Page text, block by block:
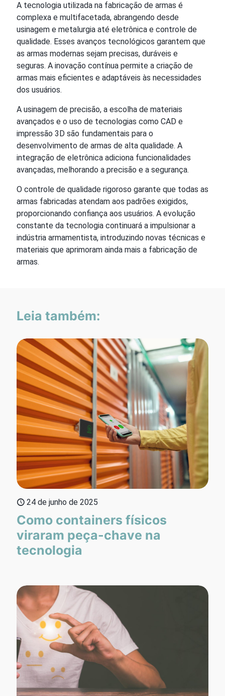
A tecnologia utilizada na fabricação de armas é
complexa e multifacetada, abrangendo desde
usinagem e metalurgia até eletrônica e controle de
qualidade. Esses avanços tecnológicos garantem que
as armas modernas sejam precisas, duráveis e
seguras. A inovação contínua permite a criação de
armas mais eficientes e adaptáveis às necessidades
dos usuários.
A usinagem de precisão, a escolha de materiais
avançados e o uso de tecnologias como CAD e
impressão 3D são fundamentais para o
desenvolvimento de armas de alta qualidade. A
integração de eletrônica adiciona funcionalidades
avançadas, melhorando a precisão e a segurança.
O controle de qualidade rigoroso garante que todas as
armas fabricadas atendam aos padrões exigidos,
proporcionando confiança aos usuários. A evolução
constante da tecnologia continuará a impulsionar a
indústria armamentista, introduzindo novas técnicas e
materiais que aprimoram ainda mais a fabricação de
armas.
Leia também:
24 de junho de 2025
Como containers físicos
viraram peça-chave na
tecnologia